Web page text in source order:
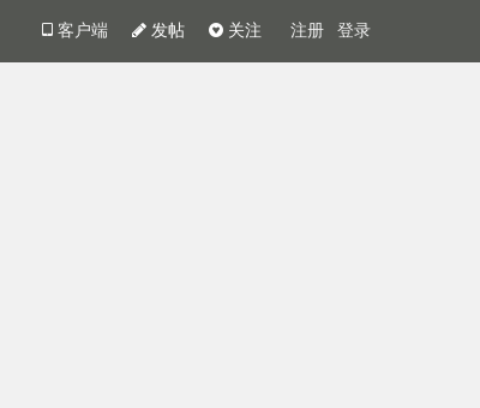
注册 登录
关注
发帖
客户端